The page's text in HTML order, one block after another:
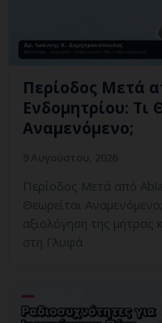
Περίοδος Μετά
Ενδομητρίου: Τι
Αναμενόμενο;
Περίοδος Μετά από
Θεωρείται
αξιολόγηση της μήτρας
στη Γλυφά